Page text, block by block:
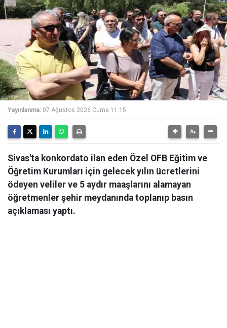
Yayınlanma: 07 Ağustos 2026 Cuma 11:15
Sivas'ta konkordato ilan eden Özel OFB Eğitim ve
Öğretim Kurumları için gelecek yılın ücretlerini
ödeyen veliler ve 5 aydır maaşlarını alamayan
öğretmenler şehir meydanında toplanıp basın
açıklaması yaptı.